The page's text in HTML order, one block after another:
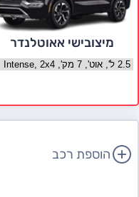
מיצובישי אאוטלנדר
בחר גרסה מיצובישי אאוטלנדר
הוספת רכב